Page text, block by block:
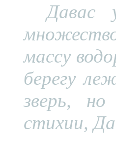
Давас
массу
берегу
зверь, но
стихии,